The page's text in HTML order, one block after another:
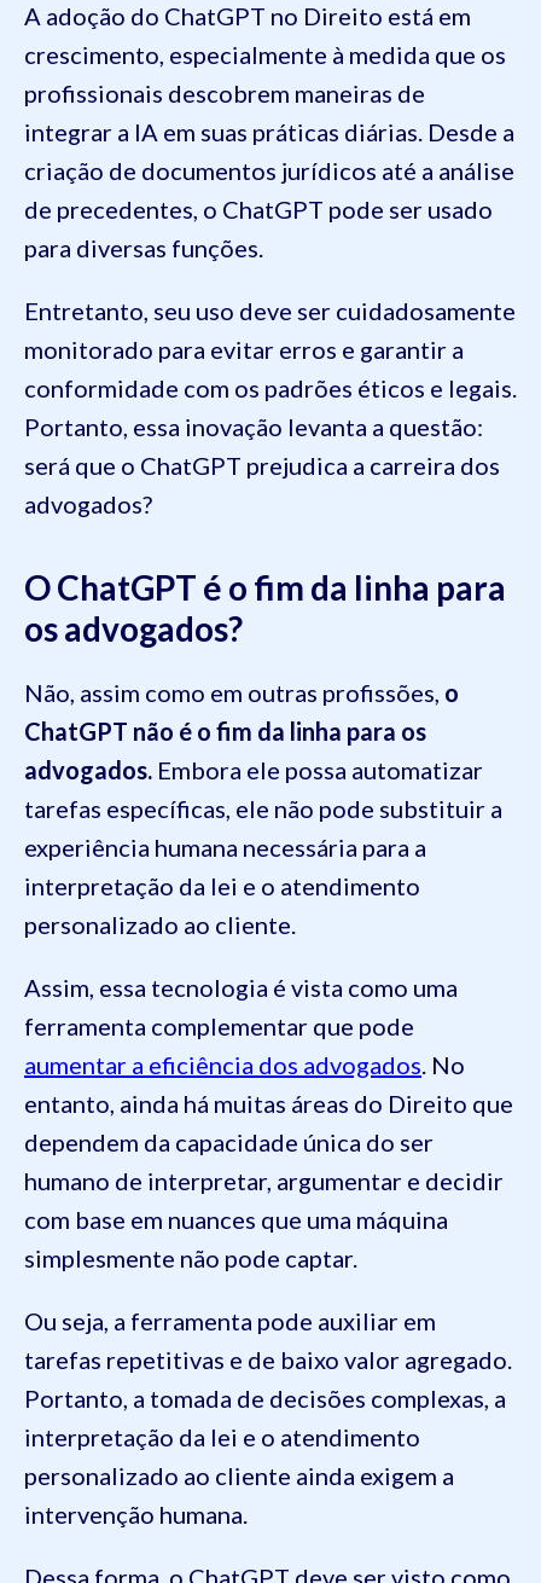
A adoção do ChatGPT no Direito está em
crescimento, especialmente à medida que os
profissionais descobrem maneiras de
integrar a IA em suas práticas diárias. Desde a
criação de documentos jurídicos até a análise
de precedentes, o ChatGPT pode ser usado
para diversas funções.
Entretanto, seu uso deve ser cuidadosamente
monitorado para evitar erros e garantir a
conformidade com os padrões éticos e legais.
Portanto, essa inovação levanta a questão:
será que o ChatGPT prejudica a carreira dos
advogados?
O ChatGPT é o fim da linha para
os advogados?
Não, assim como em outras profissões, o
ChatGPT não é o fim da linha para os
advogados. Embora ele possa automatizar
tarefas específicas, ele não pode substituir a
experiência humana necessária para a
interpretação da lei e o atendimento
personalizado ao cliente.
Assim, essa tecnologia é vista como uma
ferramenta complementar que pode
aumentar a eficiência dos advogados. No
entanto, ainda há muitas áreas do Direito que
dependem da capacidade única do ser
humano de interpretar, argumentar e decidir
com base em nuances que uma máquina
simplesmente não pode captar.
Ou seja, a ferramenta pode auxiliar em
tarefas repetitivas e de baixo valor agregado.
Portanto, a tomada de decisões complexas, a
interpretação da lei e o atendimento
personalizado ao cliente ainda exigem a
intervenção humana.